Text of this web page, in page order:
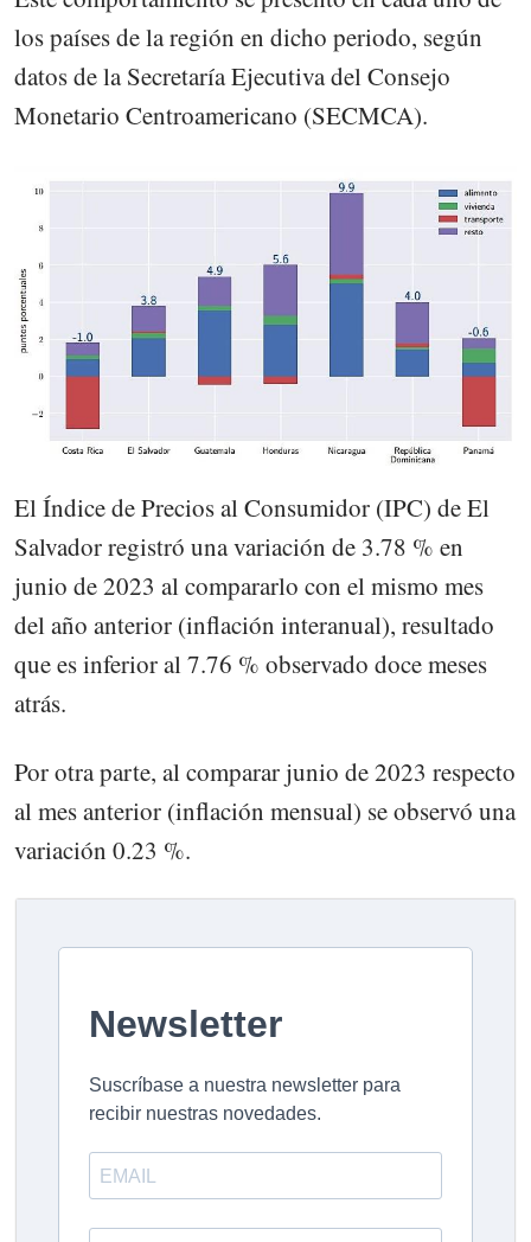
los países de la región en dicho periodo, según
datos de la Secretaría Ejecutiva del Consejo
Monetario Centroamericano (SECMCA).
El Índice de Precios al Consumidor (IPC) de El
Salvador registró una variación de 3.78 % en
junio de 2023 al compararlo con el mismo mes
del año anterior (inflación interanual), resultado
que es inferior al 7.76 % observado doce meses
atrás.
Por otra parte, al comparar junio de 2023 respecto
al mes anterior (inflación mensual) se observó una
variación 0.23 %.